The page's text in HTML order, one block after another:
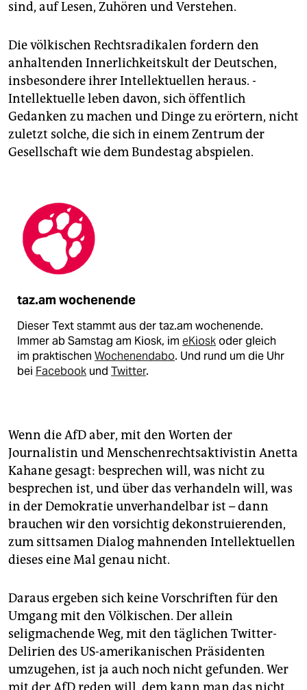
sind, auf Lesen, Zuhören und Verstehen.
Die völkischen Rechtsradikalen fordern den
anhaltenden Innerlichkeitskult der Deutschen,
insbesondere ihrer Intellektuellen heraus. ­
Intellektuelle leben davon, sich öffentlich
Gedanken zu machen und Dinge zu erörtern, nicht
zuletzt solche, die sich in einem Zentrum der
Gesellschaft wie dem Bundestag abspielen.
taz.am wochenende
Dieser Text stammt aus der taz.am wochenende.
Immer ab Samstag am Kiosk, im eKioskoder gleich
im praktischen Wochenendabo. Und rund um die Uhr
bei Facebook und Twitter.
Wenn die AfD aber, mit den Worten der
Journalistin und Menschenrechtsaktivistin Anetta
Kahane gesagt: besprechen will, was nicht zu
besprechen ist, und über das verhandeln will, was
in der Demokratie unverhandelbar ist – dann
brauchen wir den vorsichtig dekonstruierenden,
zum sittsamen Dialog mahnenden Intellektuellen
dieses eine Mal genau nicht.
Daraus ergeben sich keine Vorschriften für den
Umgang mit den Völkischen. Der allein
seligmachende Weg, mit den täglichen Twitter-
Delirien des US-amerikanischen Präsidenten
umzugehen, ist ja auch noch nicht gefunden. Wer